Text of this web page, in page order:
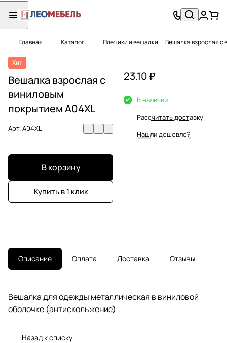
Главная Каталог Плечики и вешалки Вешалка взрослая с
Хит
Вешалка взрослая с
виниловым
покрытием A04XL
Арт.A04XL
В корзину
Купить в 1 клик
23.10 ₽
В наличии
Рассчитать доставку
Нашли дешевле?
Описание Оплата Доставка Отзывы
Вешалка для одежды металлическая в виниловой
оболочке (антискольжение)
Назад к списку